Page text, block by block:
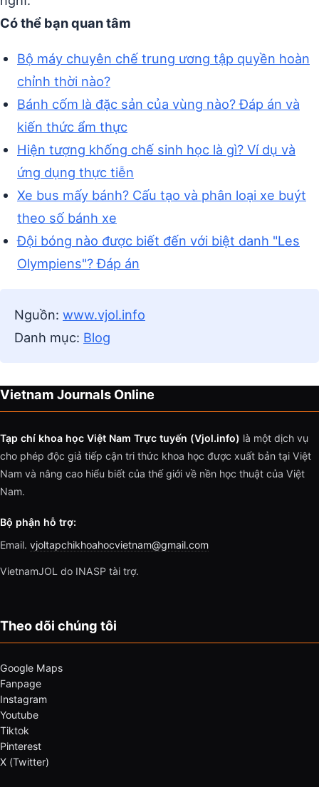
Có thể bạn quan tâm
Bộ máy chuyên chế trung ương tập quyền hoàn
chỉnh thời nào?
Bánh cốm là đặc sản của vùng nào? Đáp án và
kiến thức ẩm thực
Hiện tượng khống chế sinh học là gì? Ví dụ và
ứng dụng thực tiễn
Xe bus mấy bánh? Cấu tạo và phân loại xe buýt
theo số bánh xe
Đội bóng nào được biết đến với biệt danh "Les
Olympiens"? Đáp án
Nguồn: www.vjol.info
Danh mục: Blog
Vietnam Journals Online
Tạp chí khoa học Việt Nam Trực tuyến (Vjol.info) là một dịch vụ
cho phép độc giả tiếp cận tri thức khoa học được xuất bản tại Việt
Nam và nâng cao hiểu biết của thế giới về nền học thuật của Việt
Nam.
Bộ phận hỗ trợ:
Email. vjoltapchikhoahocvietnam@gmail.com
VietnamJOL do INASP tài trợ.
Theo dõi chúng tôi
Google Maps
Fanpage
Instagram
Youtube
Tiktok
Pinterest
X (Twitter)